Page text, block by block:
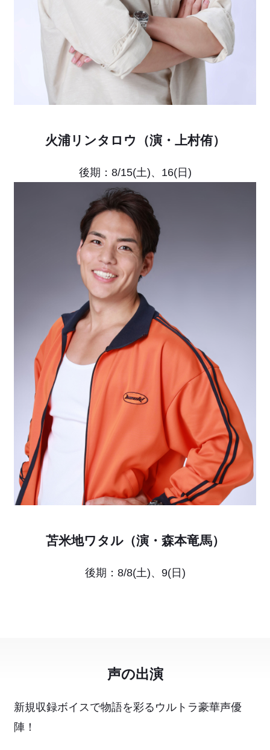
火浦リンタロウ（演・上村侑）
後期：8/15(土)、16(日)
苫米地ワタル（演・森本竜馬）
後期：8/8(土)、9(日)
声の出演
新規収録ボイスで物語を彩るウルトラ豪華声優
陣！